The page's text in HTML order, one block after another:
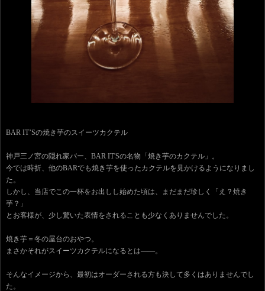
BAR IT’Sの焼き芋のスイーツカクテル
神戸三ノ宮の隠れ家バー、BAR IT'Sの名物「焼き芋のカクテル」。
今では時折、他のBARでも焼き芋を使ったカクテルを見かけるようになりまし
た。
しかし、当店でこの一杯をお出しし始めた頃は、まだまだ珍しく「え？焼き
芋？」
とお客様が、少し驚いた表情をされることも少なくありませんでした。
焼き芋＝冬の屋台のおやつ。
まさかそれがスイーツカクテルになるとは――。
そんなイメージから、最初はオーダーされる方も決して多くはありませんでし
た。